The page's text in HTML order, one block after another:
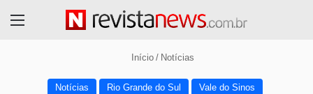
Início / Notícias
Notícias Rio Grande do Sul Vale do Sinos